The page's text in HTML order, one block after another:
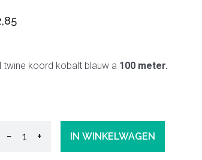
twine koord kobalt blauw a 100 meter.
− + IN WINKELWAGEN